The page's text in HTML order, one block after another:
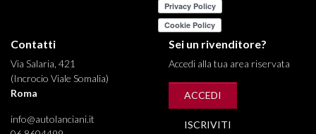
Contatti
Via Salaria, 421
(Incrocio Viale Somalia)
Roma
info@autolanciani.it
Sei un rivenditore?
Accedi alla tua area riservata
ACCEDI
ISCRIVITI